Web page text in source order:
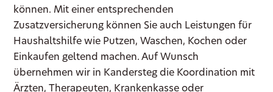
können. Mit einer entsprechenden
Zusatzversicherung können Sie auch Leistungen für
Haushaltshilfe wie Putzen, Waschen, Kochen oder
Einkaufen geltend machen. Auf Wunsch
übernehmen wir in Kandersteg die Koordination mit
Ärzten, Therapeuten, Krankenkasse oder